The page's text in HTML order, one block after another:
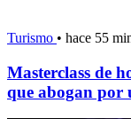
Turismo • hace 55
Masterclass de
que abogan por